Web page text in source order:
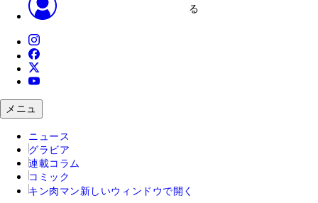
る
メニュ
ニュース
グラビア
連載コラム
コミック
キン肉マン 新しいウィンドウで開く